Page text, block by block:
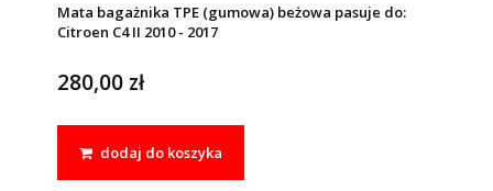
Mata bagażnika TPE (gumowa) beżowa pasuje do:
Citroen C4 II 2010 - 2017
280,00 zł
dodaj do koszyka